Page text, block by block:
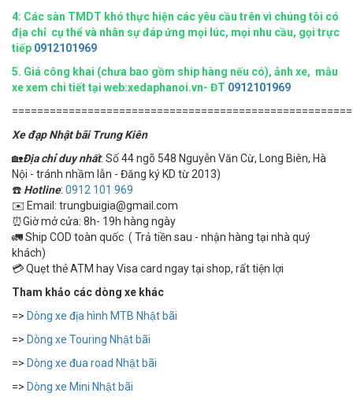
4: Các sàn TMDT khó thực hiện các yêu cầu trên vì chúng tôi có
địa chỉ cụ thể và nhân sự đáp ứng mọi lúc, mọi nhu cầu, gọi trực
tiếp 0912101969
5. Giá công khai (chưa bao gồm ship hàng nếu có), ảnh xe, mẫu
xe xem chi tiết tại web:xedaphanoi.vn- ĐT 0912101969
Xe đạp Nhật bãi Trung Kiên
🏡Địa chỉ duy nhất: Số 44 ngõ 548 Nguyễn Văn Cừ, Long Biên, Hà
Nội - tránh nhầm lẫn - Đăng ký KD từ 2013)
☎️ Hotline: 0912 101 969
✉️ Email: trungbuigia@gmail.com
⏰Giờ mở cửa: 8h- 19h hàng ngày
🚛 Ship COD toàn quốc ( Trả tiền sau - nhận hàng tại nhà quý
khách)
💳 Quẹt thẻ ATM hay Visa card ngay tại shop, rất tiện lợi
Tham khảo các dòng xe khác
=> Dòng xe địa hình MTB Nhật bãi
=> Dòng xe Touring Nhật bãi
=> Dòng xe đua road Nhật bãi
=> Dòng xe Mini Nhật bãi